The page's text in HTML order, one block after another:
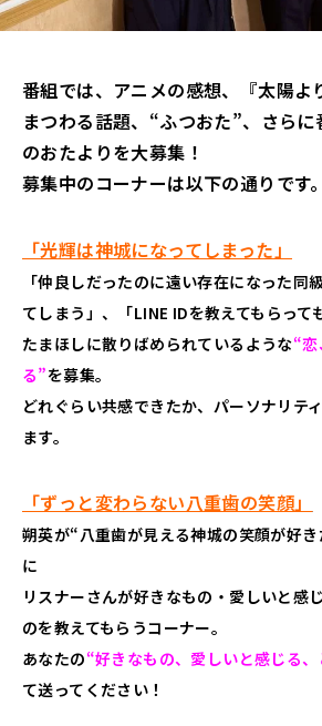
番組では、 アニメの感想、『太陽よ
まつわる話題、“ふつおた”、さら
のおたよりを大募集！
募集中のコーナーは以下の通りです。
「光輝は神城になってしまった」
「仲良しだったのに遠い存在になった同
てしまう」、「LINE IDを教えてもらって
たまほしに散りばめられているような“
る”を募集。
どれぐらい共感できたか、パーソナリテ
ます。
「ずっと変わらない八重歯の笑顔」
朔英が“八重歯が見える神城の笑顔が好
に
リスナーさんが好きなもの・愛しいと感
のを教えてもらうコーナー。
あなたの“好きなもの、愛しいと感じる
て送ってください！